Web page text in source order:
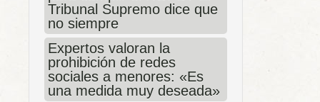
Tribunal Supremo dice que
no siempre
Expertos valoran la
prohibición de redes
sociales a menores: «Es
una medida muy deseada»